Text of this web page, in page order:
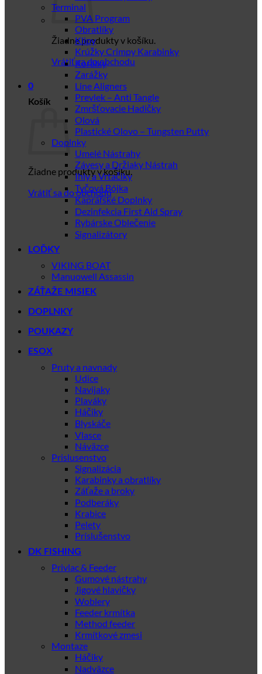
Žiadne produkty v košíku.
Vrátiť sa do obchodu
0
Košík
Žiadne produkty v košíku.
Vrátiť sa do obchodu
Terminal
PVA Program
Obratlíky
Klipy
Krúžky Crimpy Karabinky
Korálky
Zarážky
Line Aligners
Prevlek – Anti Tangle
Zmršťovacie Hadičky
Olová
Plastické Olovo – Tungsten Putty
Doplnky
Umelé Nástrahy
Závesy a Držiaky Nástrah
Ihly a Vrtačiky
Tyčová Bójka
Kaprářské Doplnky
Dezinfekcia First Aid Spray
Rybárske Oblečenie
Signalizátory
LOĎKY
VIKING BOAT
Manuowell Assassin
ZÁŤAŽE MISIEK
DOPLNKY
POUKAZY
ESOX
Pruty a navnady
Udice
Navijaky
Plaváky
Háčiky
Blyskáče
Vlasce
Náväzce
Prislusenstvo
Signalizácia
Karabinky a obratlíky
Záťaže a broky
Podberáky
Krabice
Pelety
Príslušenstvo
DK FISHING
Privlac & Feeder
Gumové nástrahy
Jigové hlavičky
Woblery
Feeder krmítka
Method feeder
Krmítkové zmesi
Montaze
Háčiky
Nadväzce